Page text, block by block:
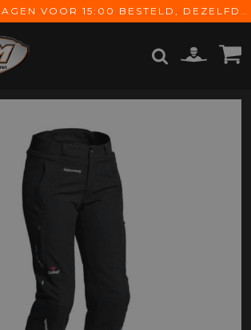
OP ONZE WERKDAGEN VOOR 15:00 BESTELD, DEZELFDE DAG VERZONDEN! GRATIS VERZENDING VANAF € 65,-